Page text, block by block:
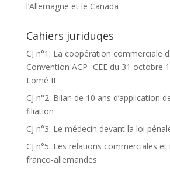
l’Allemagne et le Canada
Cahiers juriduqes
CJ n°1: La coopération commerciale
Convention ACP- CEE du 31 octobre
Lomé II
CJ n°2: Bilan de 10 ans d’application
filiation
CJ n°3: Le médecin devant la loi
CJ n°5: Les relations commerciales
franco-allemandes